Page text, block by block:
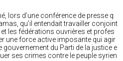
lors d’une conférence de presse q
qu’il entendait travailler conjoint
les fédérations ouvrières et profes
une force active imposante qui agir
gouvernement du Parti de la justice e
ses crimes contre le peuple syrien